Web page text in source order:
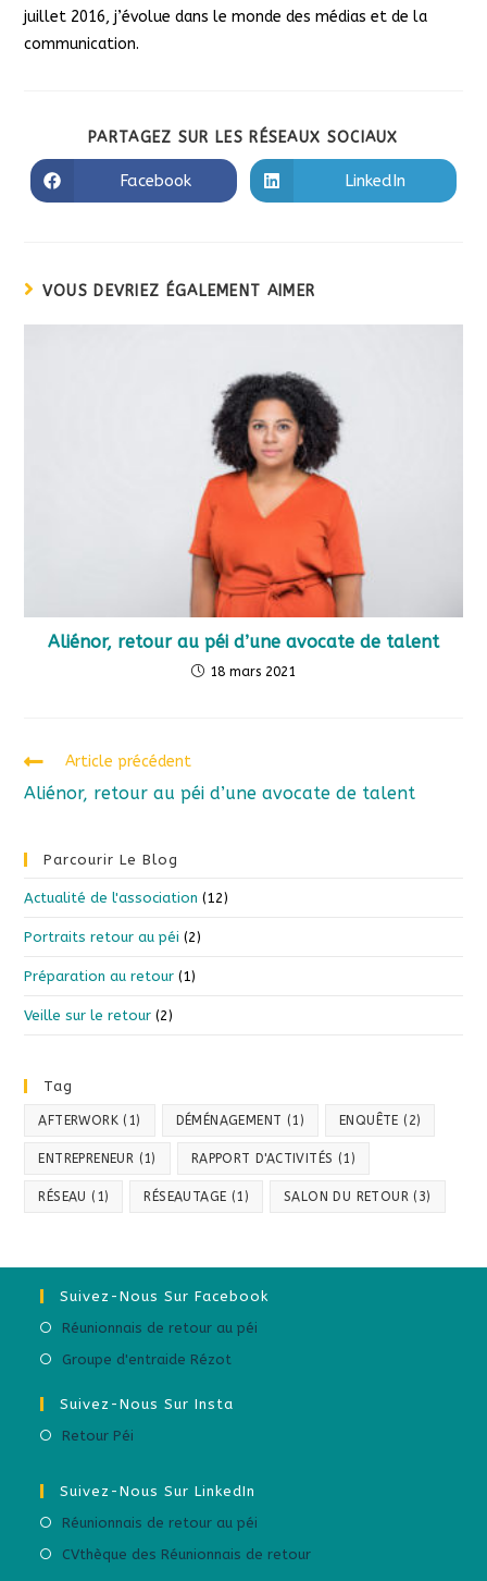
juillet 2016, j’évolue dans le monde des médias et de la
communication.
PARTAGEZ SUR LES RÉSEAUX SOCIAUX
Facebook LinkedIn
VOUS DEVRIEZ ÉGALEMENT AIMER
Aliénor, retour au péi d’une avocate de talent
18 mars 2021
Article précédent
Aliénor, retour au péi d’une avocate de talent
Parcourir Le Blog
Actualité de l'association (12)
Portraits retour au péi (2)
Préparation au retour (1)
Veille sur le retour (2)
Tag
AFTERWORK (1) DÉMÉNAGEMENT (1) ENQUÊTE (2)
ENTREPRENEUR (1) RAPPORT D'ACTIVITÉS (1)
RÉSEAU (1) RÉSEAUTAGE (1) SALON DU RETOUR (3)
Suivez-Nous Sur Facebook
Réunionnais de retour au péi
Groupe d'entraide Rézot
Suivez-Nous Sur Insta
Retour Péi
Suivez-Nous Sur LinkedIn
Réunionnais de retour au péi
CVthèque des Réunionnais de retour